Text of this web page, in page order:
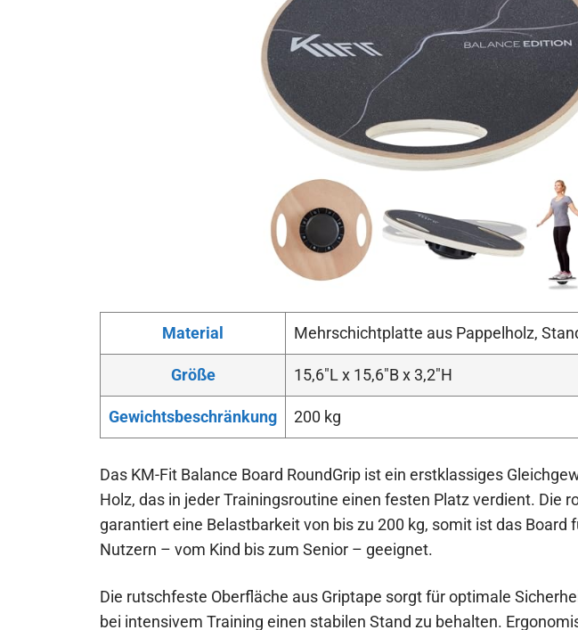
Material Mehrschichtplatte aus Pappelholz,
Größe 15,6″L x 15,6″B x 3,2″H
Gewichtsbeschränkung 200 kg
Das KM-Fit Balance Board RoundGrip ist ein erstklassiges
Holz, das in jeder Trainingsroutine einen festen Platz verdient. Die
garantiert eine Belastbarkeit von bis zu 200 kg, somit ist das Board
Nutzern – vom Kind bis zum Senior – geeignet.
Die rutschfeste Oberfläche aus Griptape sorgt für optimale
bei intensivem Training einen stabilen Stand zu behalten.